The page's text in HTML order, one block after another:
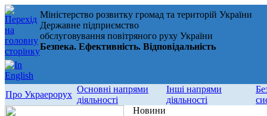
Міністерство розвитку громад та територій України
Державне підприємство
обслуговування повітряного руху України
Безпека. Ефективність. Відповідальність
Про Украерорух
Основні напрями
діяльності
Інші напрями
діяльності
Новини